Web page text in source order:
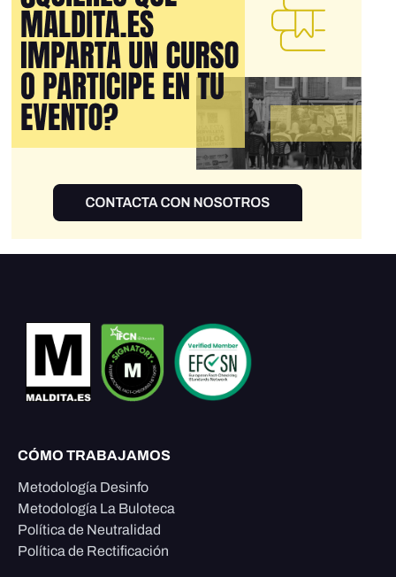
CÓMO TRABAJAMOS
Metodología Desinfo
Metodología La Buloteca
Política de Neutralidad
Política de Rectificación